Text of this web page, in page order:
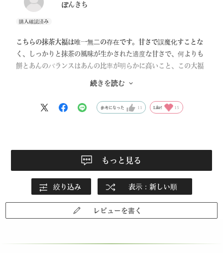
ぽんきち
こちらの抹茶大福は唯一無二の存在です。甘さで誤魔化すことな
く、しっかりと抹茶の風味が生かされた適度な甘さで、何よりも
餅とあんのバランスはあんの比率が明らかに高いこと、この大福
続きを読む
参考になった 11 Like! 15
もっと見る
絞り込み 表示：新しい順
レビューを書く